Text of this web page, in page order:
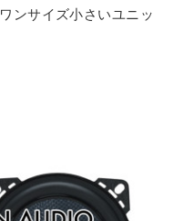
ンサイズ小さいユニッ